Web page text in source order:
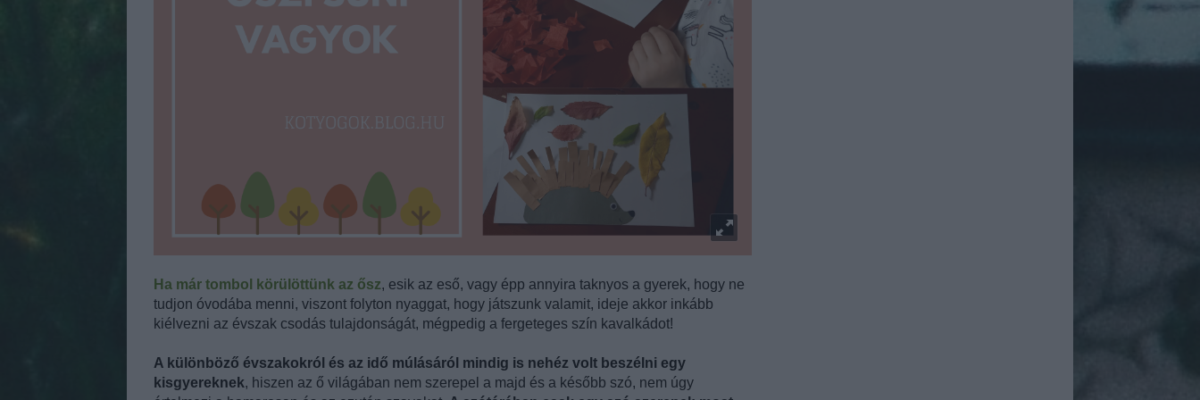
Ha már tombol körülöttünk az ősz, esik az eső, vagy épp annyira taknyos a gyerek, hogy ne
tudjon óvodába menni, viszont folyton nyaggat, hogy játszunk valamit, ideje akkor inkább
kiélvezni az évszak csodás tulajdonságát, mégpedig a fergeteges szín kavalkádot!
A különböző évszakokról és az idő múlásáról mindig is nehéz volt beszélni egy
kisgyereknek, hiszen az ő világában nem szerepel a majd és a később szó, nem úgy